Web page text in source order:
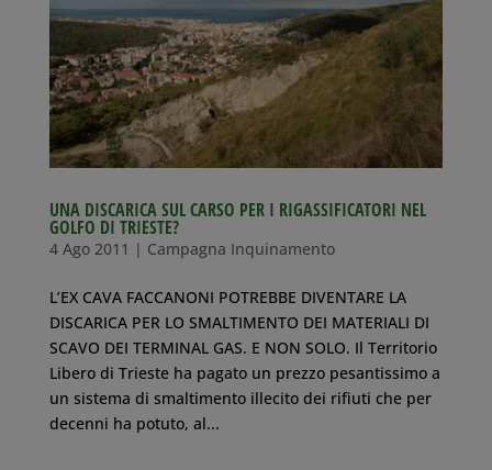
UNA DISCARICA SUL CARSO PER I RIGASSIFICATORI NEL
GOLFO DI TRIESTE?
4 Ago 2011 | Campagna Inquinamento
L’EX CAVA FACCANONI POTREBBE DIVENTARE LA
DISCARICA PER LO SMALTIMENTO DEI MATERIALI DI
SCAVO DEI TERMINAL GAS. E NON SOLO. Il Territorio
Libero di Trieste ha pagato un prezzo pesantissimo a
un sistema di smaltimento illecito dei rifiuti che per
decenni ha potuto, al...